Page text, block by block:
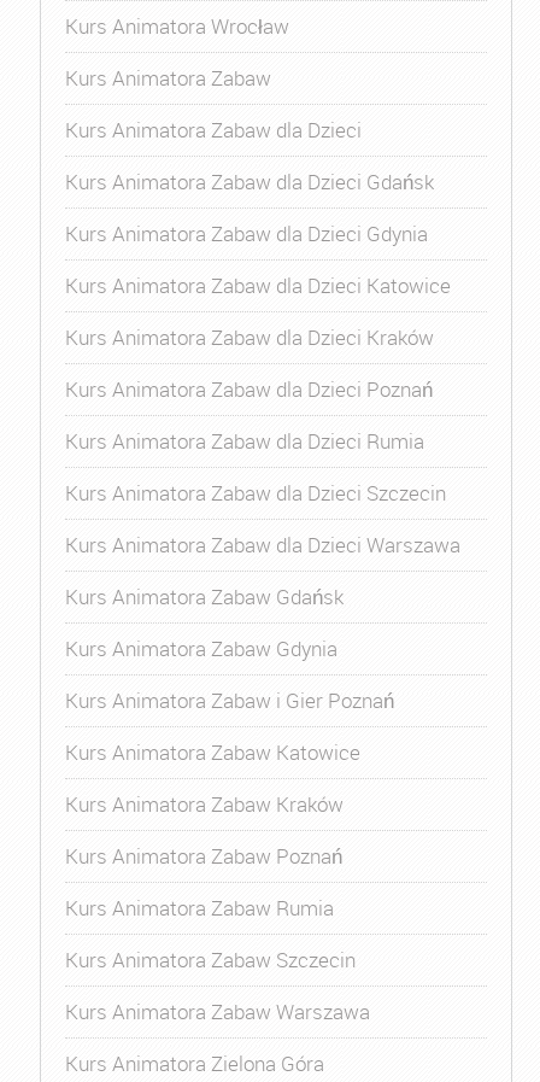
Kurs Animatora Wrocław
Kurs Animatora Zabaw
Kurs Animatora Zabaw dla Dzieci
Kurs Animatora Zabaw dla Dzieci Gdańsk
Kurs Animatora Zabaw dla Dzieci Gdynia
Kurs Animatora Zabaw dla Dzieci Katowice
Kurs Animatora Zabaw dla Dzieci Kraków
Kurs Animatora Zabaw dla Dzieci Poznań
Kurs Animatora Zabaw dla Dzieci Rumia
Kurs Animatora Zabaw dla Dzieci Szczecin
Kurs Animatora Zabaw dla Dzieci Warszawa
Kurs Animatora Zabaw Gdańsk
Kurs Animatora Zabaw Gdynia
Kurs Animatora Zabaw i Gier Poznań
Kurs Animatora Zabaw Katowice
Kurs Animatora Zabaw Kraków
Kurs Animatora Zabaw Poznań
Kurs Animatora Zabaw Rumia
Kurs Animatora Zabaw Szczecin
Kurs Animatora Zabaw Warszawa
Kurs Animatora Zielona Góra